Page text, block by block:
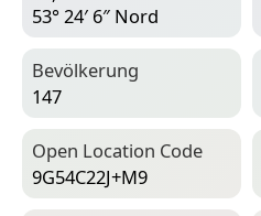
53° 24′ 6″ Nord
Bevölkerung
147
Open Location Code
9G54C22J+M9